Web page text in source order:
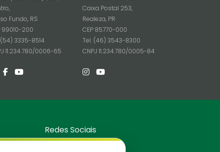
Fundo, RS
99010-200
3335-8514
11.234.780/0006-65
Caixa Postal 253,
Realeza, PR
CEP 85770-000
Tel. (46) 3543-8300
CNPJ 11.234.780/0005-84
Redes Sociais